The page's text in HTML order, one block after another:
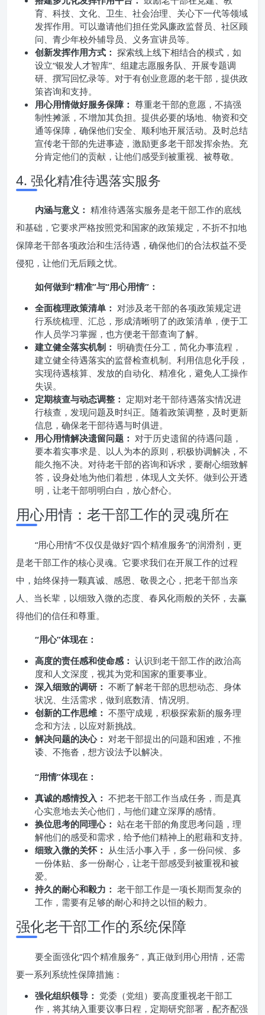
育、科技、文化、卫生、社会治理、关心下一代等领域
发挥作用。可以邀请他们担任党风廉政监督员、社区顾
问、青少年校外辅导员、义务宣讲员等。
创新发挥作用方式： 探索线上线下相结合的模式，如
设立“银发人才智库”、组建志愿服务队、开展专题调
研、撰写回忆录等。对于有创业意愿的老干部，提供政
策咨询和支持。
用心用情做好服务保障： 尊重老干部的意愿，不搞强
制性摊派，不增加其负担。提供必要的场地、物资和交
通等保障，确保他们安全、顺利地开展活动。及时总结
宣传老干部的先进事迹，激励更多老干部发挥余热。充
分肯定他们的贡献，让他们感受到被重视、被尊敬。
4. 强化精准待遇落实服务
内涵与意义： 精准待遇落实服务是老干部工作的底线
和基础，它要求严格按照党和国家的政策规定，不折不扣地
保障老干部各项政治和生活待遇，确保他们的合法权益不受
侵犯，让他们无后顾之忧。
如何做到“精准”与“用心用情”：
全面梳理政策清单： 对涉及老干部的各项政策规定进
行系统梳理、汇总，形成清晰明了的政策清单，便于工
作人员学习掌握，也方便老干部查询了解。
建立健全落实机制： 明确责任分工，简化办事流程，
建立健全待遇落实的监督检查机制。利用信息化手段，
实现待遇核算、发放的自动化、精准化，避免人工操作
失误。
定期核查与动态调整： 定期对老干部待遇落实情况进
行核查，发现问题及时纠正。随着政策调整，及时更新
信息，确保老干部待遇与时俱进。
用心用情解决遗留问题： 对于历史遗留的待遇问题，
要本着实事求是、以人为本的原则，积极协调解决，不
能久拖不决。对待老干部的咨询和诉求，要耐心细致解
答，设身处地为他们着想，体现人文关怀。做到公开透
明，让老干部明明白白，放心舒心。
用心用情：老干部工作的灵魂所在
“用心用情”不仅仅是做好“四个精准服务”的润滑剂，更
是老干部工作的核心灵魂。它要求我们在开展工作的过程
中，始终保持一颗真诚、感恩、敬畏之心，把老干部当亲
人、当长辈，以细致入微的态度、春风化雨般的关怀，去赢
得他们的信任和尊重。
“用心”体现在：
高度的责任感和使命感： 认识到老干部工作的政治高
度和人文深度，视其为党和国家的重要事业。
深入细致的调研： 不断了解老干部的思想动态、身体
状况、生活需求，做到底数清、情况明。
创新的工作思维： 不墨守成规，积极探索新的服务理
念和方法，以应对新挑战。
解决问题的决心： 对老干部提出的问题和困难，不推
诿、不拖沓，想方设法予以解决。
“用情”体现在：
真诚的感情投入： 不把老干部工作当成任务，而是真
心实意地去关心他们，与他们建立深厚的感情。
换位思考的同理心： 站在老干部的角度思考问题，理
解他们的感受和需求，给予他们精神上的慰藉和支持。
细致入微的关怀： 从生活小事入手，多一份问候、多
一份体贴、多一份耐心，让老干部感受到被重视和被
爱。
持久的耐心和毅力： 老干部工作是一项长期而复杂的
工作，需要有足够的耐心和持之以恒的毅力。
强化老干部工作的系统保障
要全面强化“四个精准服务”，真正做到用心用情，还需
要一系列系统性保障措施：
强化组织领导： 党委（党组）要高度重视老干部工
作，将其纳入重要议事日程，定期研究部署，配齐配强